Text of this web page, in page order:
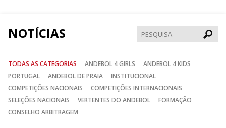
NOTÍCIAS
TODAS AS CATEGORIAS ANDEBOL 4 GIRLS
ANDEBOL 4 KIDS
PORTUGAL
ANDEBOL DE PRAIA
INSTITUCIONAL
COMPETIÇÕES NACIONAIS
COMPETIÇÕES INTERNACIONAIS
SELEÇÕES NACIONAIS
VERTENTES DO ANDEBOL
FORMAÇÃO
CONSELHO ARBITRAGEM